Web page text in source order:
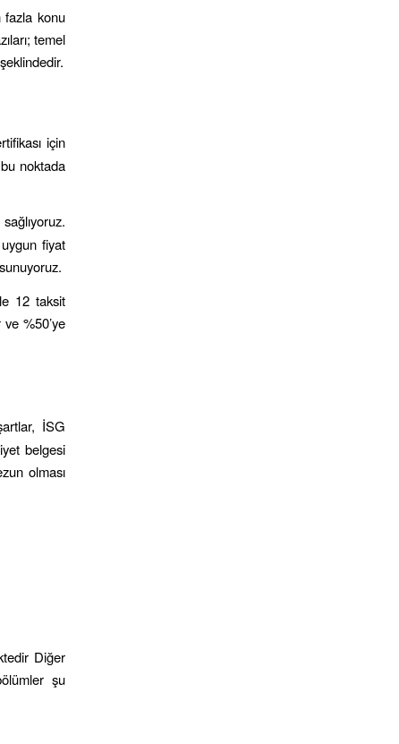
fazla konu
temel
için
noktada
fiyat
12 taksit
%50’ye
İSG
belgesi
olması
Diğer
şu